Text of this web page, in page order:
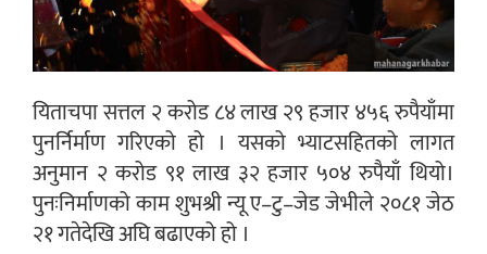
यिताचपा सत्तल २ करोड ८४ लाख २९ हजार ४५६ रुपैयाँमा
पुनर्निर्माण गरिएको हो । यसको भ्याटसहितको लागत
अनुमान २ करोड ९१ लाख ३२ हजार ५०४ रुपैयाँ थियो।
पुनःनिर्माणको काम शुभश्री न्यू ए–टु–जेड जेभीले २०८१ जेठ
२१ गतेदेखि अघि बढाएको हो ।